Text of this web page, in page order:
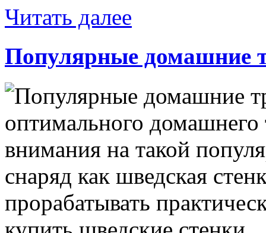
Читать далее
Популярные домашние
оптимального домашнего
внимания на такой
снаряд как шведская
прорабатывать